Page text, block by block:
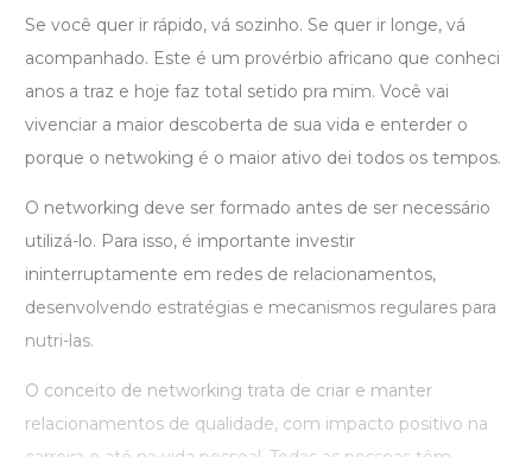
Se você quer ir rápido, vá sozinho. Se quer ir longe, vá
acompanhado. Este é um provérbio africano que conheci
anos a traz e hoje faz total setido pra mim. Você vai
vivenciar a maior descoberta de sua vida e enterder o
porque o netwoking é o maior ativo dei todos os tempos.
O networking deve ser formado antes de ser necessário
utilizá-lo. Para isso, é importante investir
ininterruptamente em redes de relacionamentos,
desenvolvendo estratégias e mecanismos regulares para
nutri-las.
O conceito de networking trata de criar e manter
relacionamentos de qualidade, com impacto positivo na